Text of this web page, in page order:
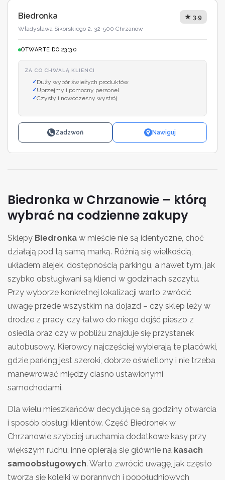
Biedronka
Władysława Sikorskiego 2, 32-500 Chrzanów
★ 3.9
OTWARTE DO 23:30
ZA CO CHWALĄ KLIENCI
Duży wybór świeżych produktów
Uprzejmy i pomocny personel
Czysty i nowoczesny wystrój
Zadzwoń Nawiguj
Biedronka w Chrzanowie – którą
wybrać na codzienne zakupy
Sklepy Biedronka w mieście nie są identyczne, choć
działają pod tą samą marką. Różnią się wielkością,
układem alejek, dostępnością parkingu, a nawet tym, jak
szybko obsługiwani są klienci w godzinach szczytu.
Przy wyborze konkretnej lokalizacji warto zwrócić
uwagę przede wszystkim na dojazd – czy sklep leży w
drodze z pracy, czy łatwo do niego dojść pieszo z
osiedla oraz czy w pobliżu znajduje się przystanek
autobusowy. Kierowcy najczęściej wybierają te placówki,
gdzie parking jest szeroki, dobrze oświetlony i nie trzeba
manewrować między ciasno ustawionymi
samochodami.
Dla wielu mieszkańców decydujące są godziny otwarcia
i sposób obsługi klientów. Część Biedronek w
Chrzanowie szybciej uruchamia dodatkowe kasy przy
większym ruchu, inne opierają się głównie na kasach
samoobsługowych. Warto zwrócić uwagę, jak często
tworzą się kolejki w porannych i popołudniowych